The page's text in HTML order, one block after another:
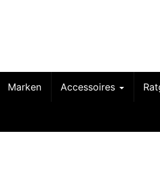
Marken Accessoires